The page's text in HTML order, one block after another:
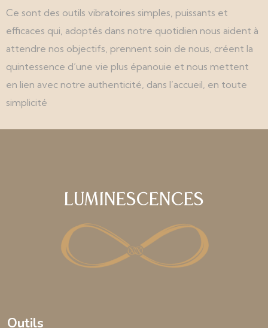
Ce sont des outils vibratoires simples, puissants et
efficaces qui, adoptés dans notre quotidien nous aident à
attendre nos objectifs, prennent soin de nous, créent la
quintessence d’une vie plus épanouie et nous mettent
en lien avec notre authenticité, dans l’accueil, en toute
simplicité
Luminescences
Outils